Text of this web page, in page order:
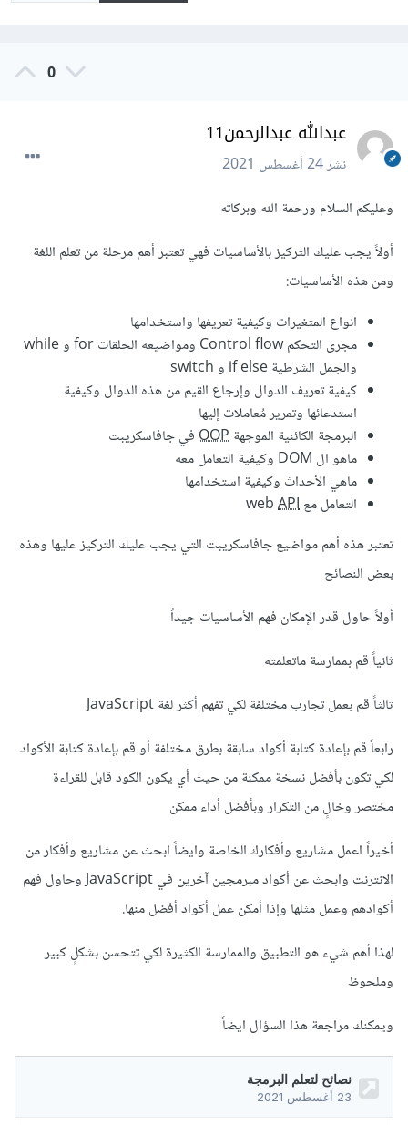
0
عبدالله عبدالرحمن11
نشر24 أغسطس 2021
وعليكم السلام ورحمة الله وبركاته
أولاً يجب عليك التركيز بالأساسيات فهي تعتبر أهم مرحلة من تعلم اللغة
ومن هذه الأساسيات:
انواع المتغيرات وكيفية تعريفها واستخدامها
مجرى التحكم Control flow ومواضيعه الحلقات for و while
والجمل الشرطية if else و switch
كيفية تعريف الدوال وإرجاع القيم من هذه الدوال وكيفية
استدعائها وتمرير مُعاملات إليها
البرمجة الكائنية الموجهة OOPفي جافاسكريبت
ماهو ال DOM وكيفية التعامل معه
ماهي الأحداث وكيفية استخدامها
التعامل مع webAPI
تعتبر هذه أهم مواضيع جافاسكريبت التي يجب عليك التركيز عليها وهذه
بعض النصائح
أولاً حاول قدر الإمكان فهم الأساسيات جيداً
ثانياً قم بممارسة ماتعلمته
ثالثاً قم بعمل تجارب مختلفة لكي تفهم أكثر لغة JavaScript
رابعاً قم بإعادة كتابة أكواد سابقة بطرق مختلفة أو قم بإعادة كتابة الأكواد
لكي تكون بأفضل نسخة ممكنة من حيث أي يكون الكود قابل للقراءة
مختصر وخالٍ من التكرار وبأفضل أداء ممكن
أخيراً اعمل مشاريع وأفكارك الخاصة وايضاً ابحث عن مشاريع وأفكار من
الانترنت وابحث عن أكواد مبرمجين آخرين في JavaScript وحاول فهم
أكوادهم وعمل مثلها وإذا أمكن عمل أكواد أفضل منها.
لهذا أهم شيء هو التطبيق والممارسة الكثيرة لكي تتحسن بشكلٍ كبير
وملحوظ
ويمكنك مراجعة هذا السؤال ايضاً